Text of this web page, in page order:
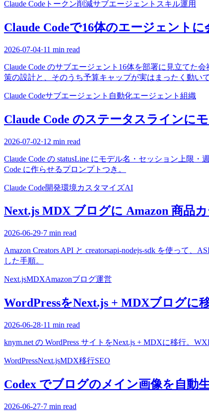
Claude Code トークン削減サブエージェント スキル運用
Claude Codeで16体のエージェント
2026-07-04·11 min read
Claude Code のサブエージェント16体を部署に見立てた
策の設計と、そのうち予算キャップが実はまったく動い
Claude Codeサブエージェント 自動化エージェント組織
Claude Code のステータスラインに
2026-07-02·12 min read
Claude Code の statusLine にモデル名・セッション上限
Code に作らせるプロンプトつき。
Claude Code開発環境カスタマイズAI
Next.js MDX ブログに Amazon 商品
2026-06-29·7 min read
Amazon Creators API と creatorsapi-nodejs-sdk を使って
した手順。
Next.jsMDXAmazonブログ運営
WordPressをNext.js + MDXブログに
2026-06-28·11 min read
knym.net の WordPress サイトをNext.js + MDXに移行。
WordPressNext.jsMDX移行SEO
Codex でブログのメイン画像を自動
2026-06-27·7 min read